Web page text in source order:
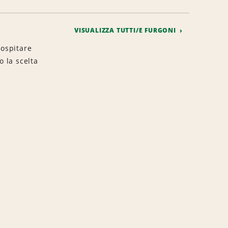
la scelta
VISUALIZZA TUTTI/E FURGONI